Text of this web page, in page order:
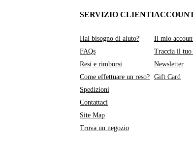
SERVIZIO CLIENTI
Hai bisogno di aiuto?
FAQs
Resi e rimborsi
Come effettuare un reso?
Spedizioni
Contattaci
Site Map
Trova un negozio
Il mio
Traccia il tuo
Newsletter
Gift Card